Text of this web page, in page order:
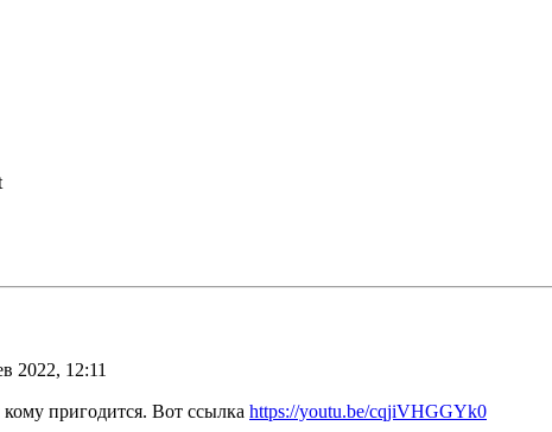
2022, 12:11
пригодится. Вот ссылка https://youtu.be/cqjiVHGGYk0